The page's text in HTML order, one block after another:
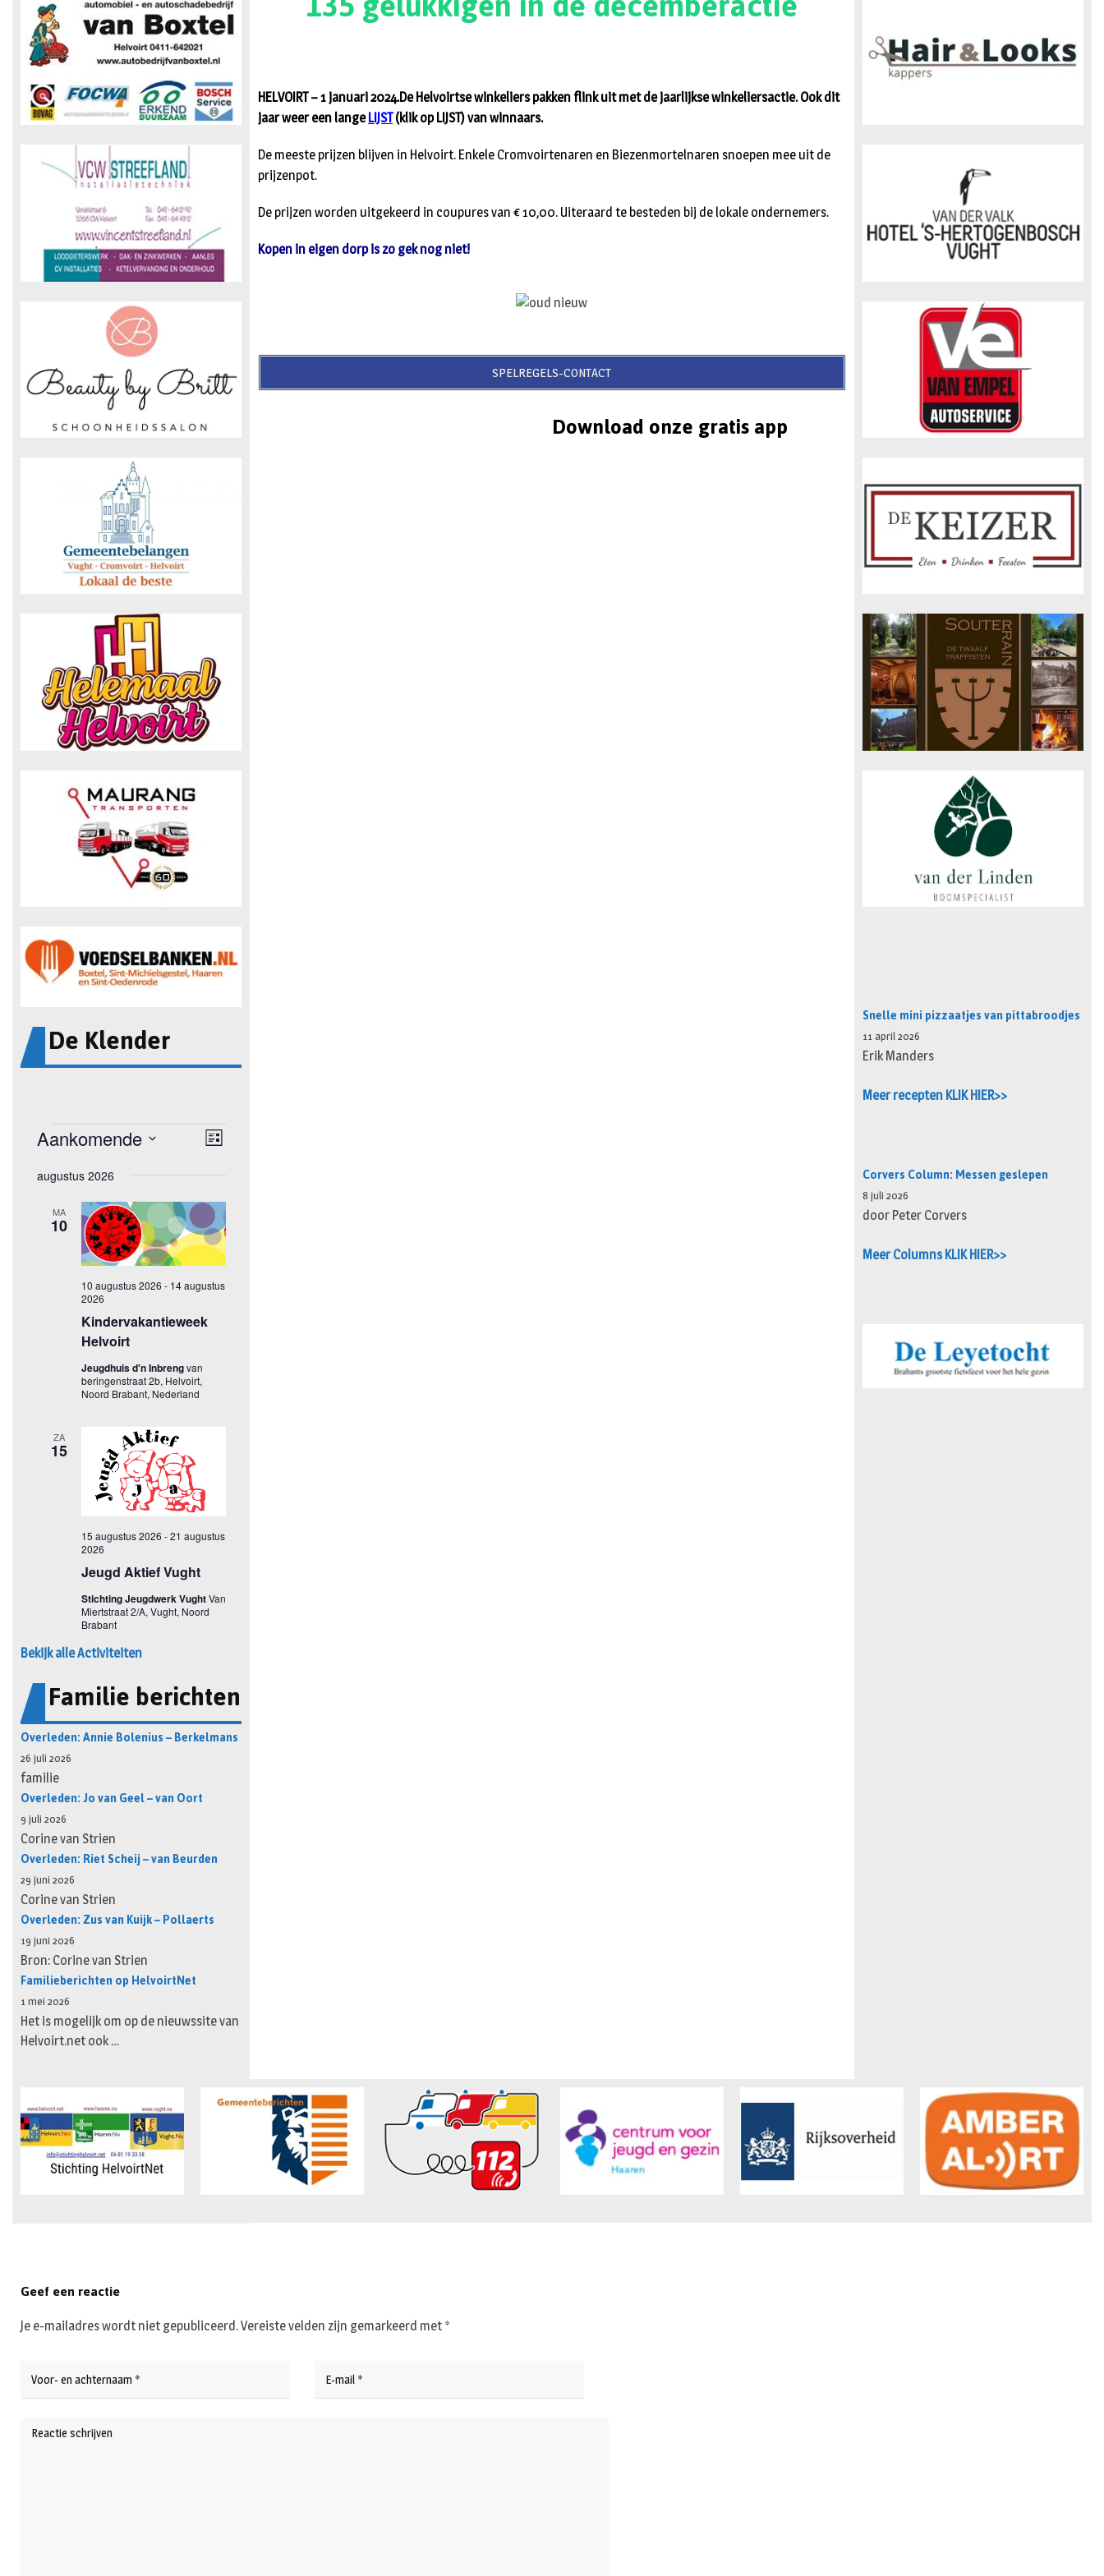
De Klender
Bekijk alle Activiteiten
Familie berichten
Overleden: Annie Bolenius – Berkelmans
26 juli 2026
familie
Overleden: Jo van Geel – van Oort
9 juli 2026
Corine van Strien
Overleden: Riet Scheij – van Beurden
29 juni 2026
Corine van Strien
Overleden: Zus van Kuijk – Pollaerts
19 juni 2026
Bron: Corine van Strien
Familieberichten op HelvoirtNet
1 mei 2026
Het is mogelijk om op de nieuwssite van
Helvoirt.net ook …
HELVOIRT – 1 januari 2024.De Helvoirtse winkeliers pakken flink uit met de jaarlijkse winkeliersactie. Ook dit
jaar weer een langeLIJST(klik op LIJST) van winnaars.
De meeste prijzen blijven in Helvoirt. Enkele Cromvoirtenaren en Biezenmortelnaren snoepen mee uit de
prijzenpot.
De prijzen worden uitgekeerd in coupures van € 10,00. Uiteraard te besteden bij de lokale ondernemers.
Kopen in eigen dorp is zo gek nog niet!
SPELREGELS-CONTACT
Download onze gratis app
Snelle mini pizzaatjes van pittabroodjes
11 april 2026
Erik Manders
Meer recepten KLIK HIER>>
Corvers Column: Messen geslepen
8 juli 2026
door Peter Corvers
Meer Columns KLIK HIER>>
Geef een reactie
Je e-mailadres wordt niet gepubliceerd.Vereiste velden zijn gemarkeerd met *